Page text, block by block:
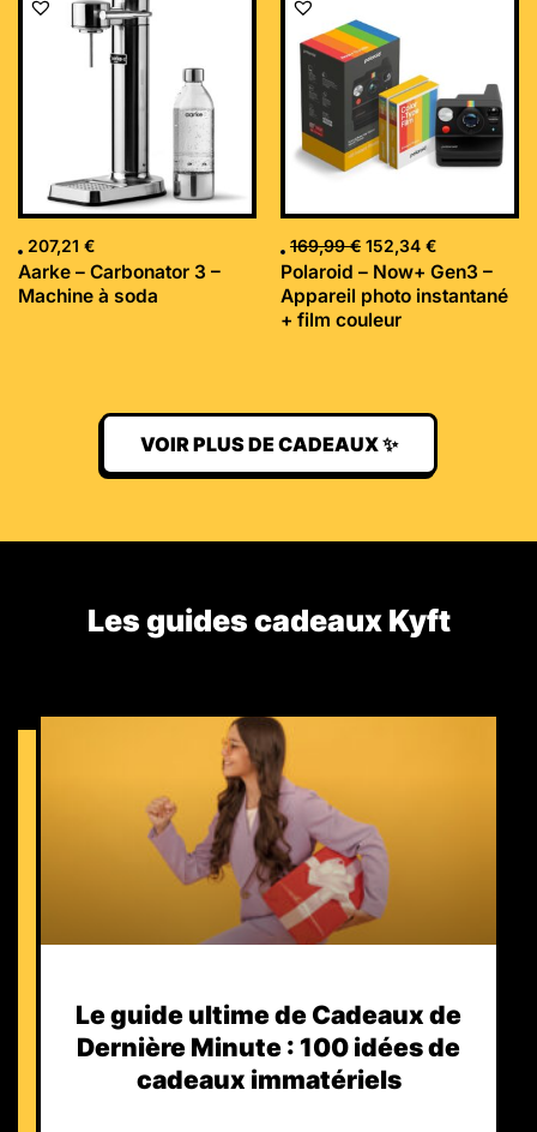
207,21 €
Aarke – Carbonator 3 –
Machine à soda
169,99€
initial
était :
169,99 €.
152,34 €
Polaroid – Now+ Gen3 –
Appareil photo instantané
+ film couleur
VOIR PLUS DE CADEAUX ✨
Les guides cadeaux Kyft​
Le guide ultime de Cadeaux de
Dernière Minute : 100 idées de
cadeaux immatériels